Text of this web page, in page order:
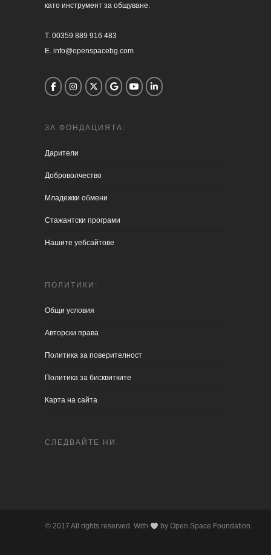
като инструмент за общуване.
T. 00359 889 916 483
E. info@openspacebg.com
ЗА ФОНДАЦИЯТА:
Дарители
Доброволчество
Младежки обмени
Стажантски програми
Нашите уебсайтове
ПОЛИТИКИ:
Общи условия
Aвторски права
Политика за поверителност
Политика за бисквитките
Карта на сайта
СЛЕДВАЙТЕ НИ:
© 2017 All rights reserved. With by Open Space Foundation.